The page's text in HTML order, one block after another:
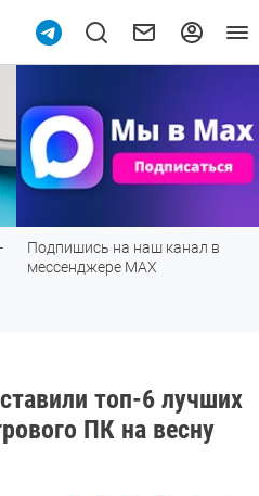
Подпишись на наш канал в
мессенджере МАХ
топ-6 лучших
ПК на весну